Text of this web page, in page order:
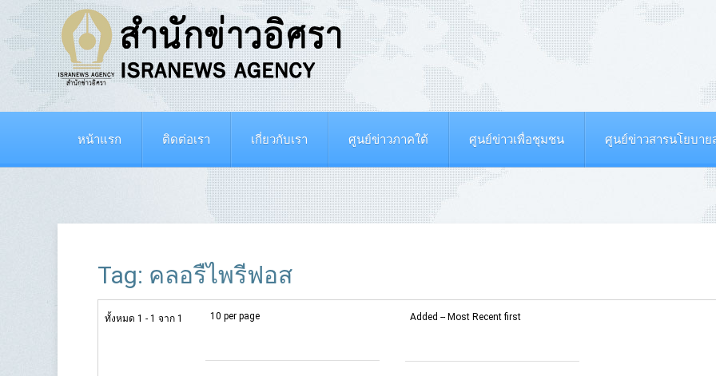
หน้าแรก ติดต่อเรา เกี่ยวกับเรา ศูนย์ข่าวภาคใต้ ศูนย์ข่าวเพื่อชุมชน ศูนย์ข่าวสารนโยบา
Tag: คลอรืไพรีฟอส
ทั้งหมด 1 - 1 จาก 1 10 per page Added -- Most Recent first